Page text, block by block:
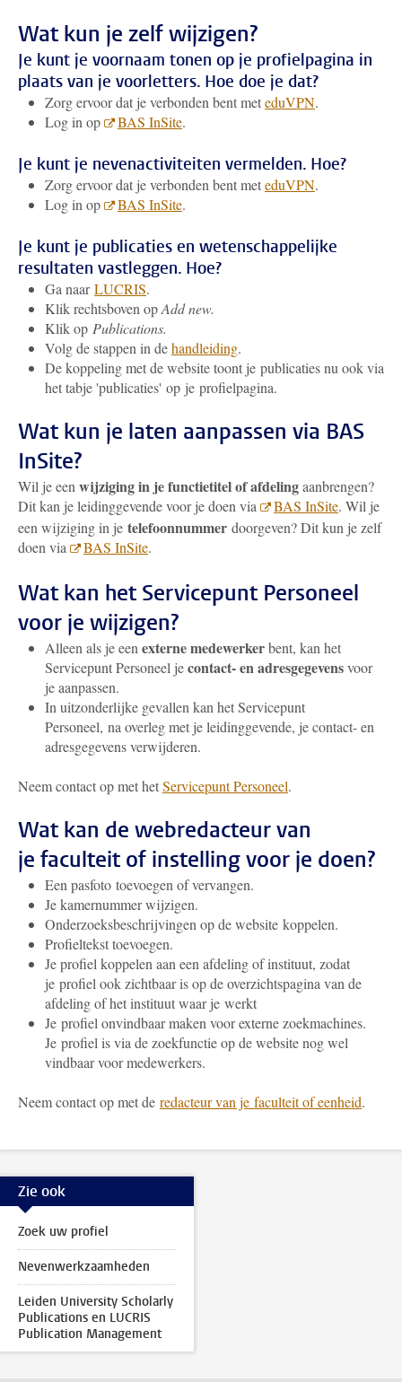
Wat kun je zelf wijzigen?
Je kunt je voornaam tonen op je profielpagina in
plaats van je voorletters. Hoe doe je dat?
Zorg ervoor dat je verbonden bent meteduVPN.
Log in op
BAS InSite.
Je kunt je nevenactiviteiten vermelden. Hoe?
Zorg ervoor dat je verbonden bent meteduVPN.
Log in op
BAS InSite.
Je kunt je publicaties en wetenschappelijke
resultaten vastleggen. Hoe?
Ga naarLUCRIS.
Klik rechtsboven opAdd new.
Klik op Publications.
Volg de stappen in dehandleiding.
De koppeling met de website toont je publicaties nu ook via
het tabje 'publicaties' op je profielpagina.
Wat kun je laten aanpassen via BAS
InSite?
Wil je een wijziging in je functietitel of afdelingaanbrengen?
Dit kan je leidinggevende voor je doen via
BAS InSite. Wil je
een wijziging in je telefoonnummer doorgeven? Dit kun je zelf
doen via
BAS InSite.
Wat kan het Servicepunt Personeel
voor je wijzigen?
Alleen als je een externe medewerkerbent, kan het
Servicepunt Personeel jecontact- en adresgegevensvoor
je aanpassen.
In uitzonderlijke gevallen kan het Servicepunt
Personeel, na overleg met je leidinggevende, je contact- en
adresgegevens verwijderen.
Neem contact op met hetServicepunt Personeel.
Wat kan de webredacteur van
je faculteit of instelling voor je doen?
Een pasfoto toevoegen of vervangen.
Je kamernummer wijzigen.
Onderzoeksbeschrijvingen op de website koppelen.
Profieltekst toevoegen.
Je profiel koppelen aan een afdeling of instituut, zodat
je profiel ook zichtbaar is op de overzichtspagina van de
afdeling of het instituut waar je werkt
Je profiel onvindbaar maken voor externe zoekmachines.
Je profiel is via de zoekfunctie op de website nog wel
vindbaar voor medewerkers.
Neem contact op met de redacteur van je faculteit of eenheid.
Zie ook
Zoek uw profiel
Nevenwerkzaamheden
Leiden University Scholarly
Publications en LUCRIS
Publication Management